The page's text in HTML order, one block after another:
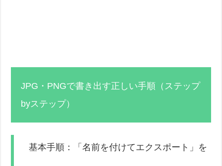
JPG・PNGで書き出す正しい手順（ステップ
byステップ）
基本手順：「名前を付けてエクスポート」を